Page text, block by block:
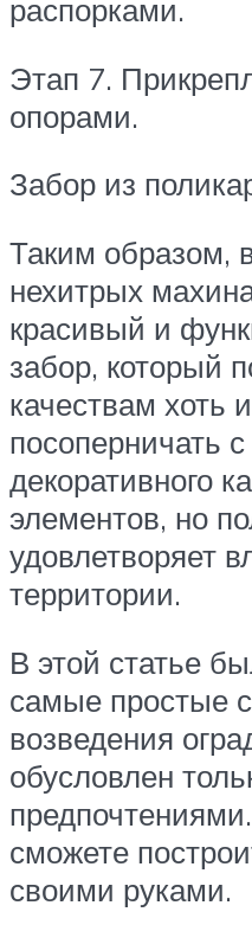
распорками.
Этап 7.
опорами.
Забор из
Таким образом,
нехитрых
красивый и
забор, который
качествам хоть
посоперничать
декоративного
элементов, но
удовлетворяет
территории.
В этой статье
самые простые
возведения
обусловлен
сможете
своими руками.